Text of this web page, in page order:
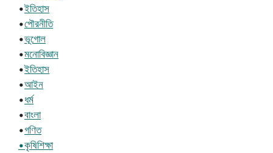
•ইতিহাস
•পৌরনীতি
•ভূগোল
•মনোবিজ্ঞান
•ইতিহাস
•আইন
•ধর্ম
•বাংলা
•গণিত
•কৃষিশিক্ষা